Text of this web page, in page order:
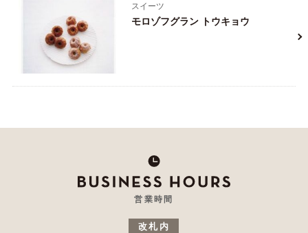
スイーツ
モロゾフグラン トウキョウ
営業時間
改札内